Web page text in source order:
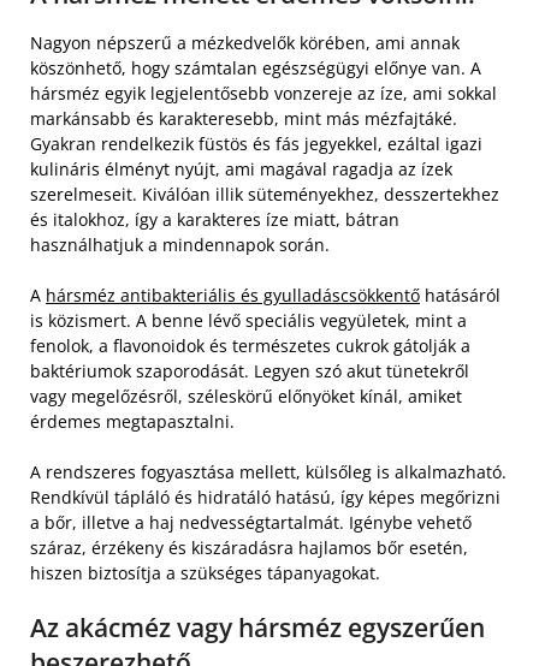
Nagyon népszerű a mézkedvelők körében, ami annak
köszönhető, hogy számtalan egészségügyi előnye van. A
hársméz egyik legjelentősebb vonzereje az íze, ami sokkal
markánsabb és karakteresebb, mint más mézfajtáké.
Gyakran rendelkezik füstös és fás jegyekkel, ezáltal igazi
kulináris élményt nyújt, ami magával ragadja az ízek
szerelmeseit. Kiválóan illik süteményekhez, desszertekhez
és italokhoz, így a karakteres íze miatt, bátran
használhatjuk a mindennapok során.
A hársméz antibakteriális és gyulladáscsökkentő hatásáról
is közismert. A benne lévő speciális vegyületek, mint a
fenolok, a flavonoidok és természetes cukrok gátolják a
baktériumok szaporodását. Legyen szó akut tünetekről
vagy megelőzésről, széleskörű előnyöket kínál, amiket
érdemes megtapasztalni.
A rendszeres fogyasztása mellett, külsőleg is alkalmazható.
Rendkívül tápláló és hidratáló hatású, így képes megőrizni
a bőr, illetve a haj nedvességtartalmát. Igénybe vehető
száraz, érzékeny és kiszáradásra hajlamos bőr esetén,
hiszen biztosítja a szükséges tápanyagokat.
Az akácméz vagy hársméz egyszerűen